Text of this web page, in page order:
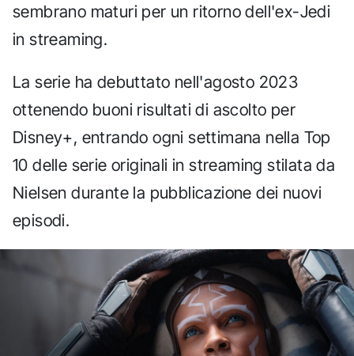
sembrano maturi per un ritorno dell'ex-Jedi
in streaming.
La serie ha debuttato nell'agosto 2023
ottenendo buoni risultati di ascolto per
Disney+, entrando ogni settimana nella Top
10 delle serie originali in streaming stilata da
Nielsen durante la pubblicazione dei nuovi
episodi.